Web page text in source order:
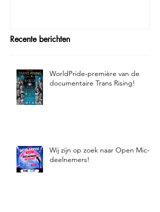
Recente berichten
WorldPride-première van de
documentaire Trans Rising!
Wij zijn op zoek naar Open Mic-
deelnemers!